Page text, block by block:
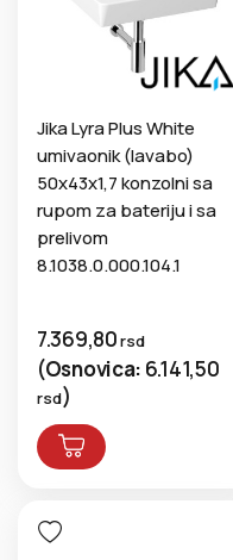
Jika Lyra Plus White
umivaonik (lavabo)
50x43x1,7 konzolni sa
rupom za bateriju i sa
prelivom
8.1038.0.000.104.1
7.369,80rsd
(Osnovica: 6.141,50
rsd)